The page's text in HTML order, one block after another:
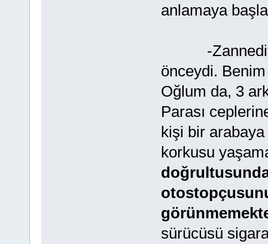
anlamaya
-
önceydi.
Oğlum da, 3
Parası
kişi bir arabaya
korkusu
sürücüsü